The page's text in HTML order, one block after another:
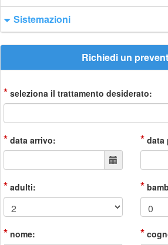
Sistemazioni
Richiedi un
* seleziona il trattamento desiderato:
* data arrivo: * data
* adulti: *
* nome: *